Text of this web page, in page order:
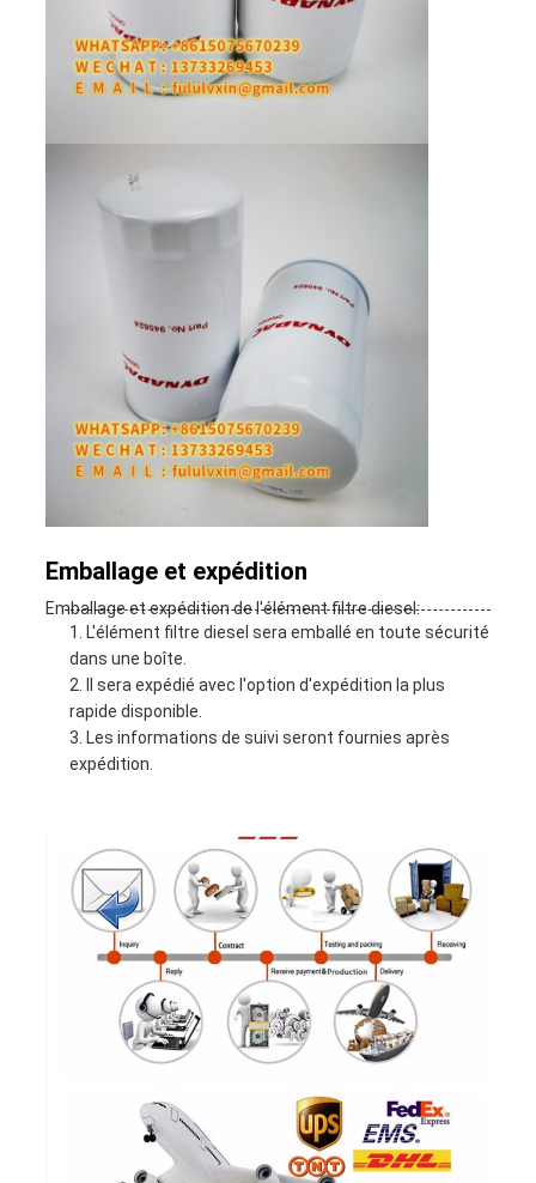
Emballage et expédition
Emballage et expédition de l'élément filtre diesel:
L'élément filtre diesel sera emballé en toute sécurité
dans une boîte.
Il sera expédié avec l'option d'expédition la plus
rapide disponible.
Les informations de suivi seront fournies après
expédition.